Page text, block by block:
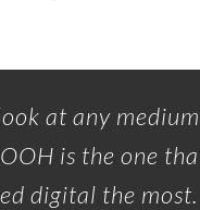
at any
is the one
digital the most.